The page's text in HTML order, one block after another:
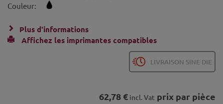
Couleur:
Plus d'informations
Affichez les imprimantes compatibles
LIVRAISON SINE DIE
62,78 € incl. Vat prix par pièce